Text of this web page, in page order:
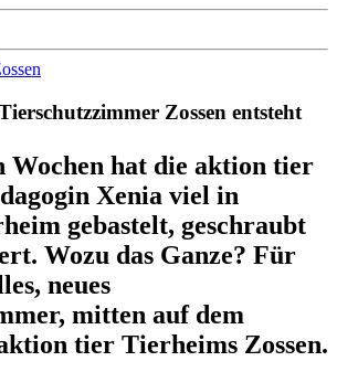
Zossen entsteht
Wochen hat die aktion tier
Xenia viel in
gebastelt, geschraubt
Wozu das Ganze? Für
neues
mitten auf dem
tier Tierheims Zossen.